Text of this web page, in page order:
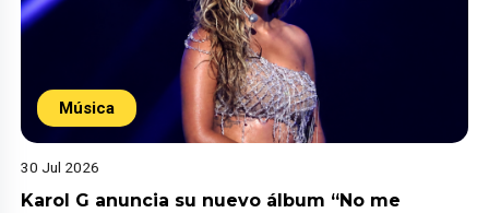
Música
30 Jul 2026
Karol G anuncia su nuevo álbum “No me